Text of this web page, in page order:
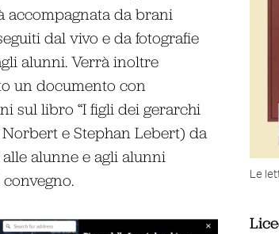
Le
accompagnata da brani
dal vivo e da fotografie
alunni. Verrà inoltre
un documento con
sul libro “I figli dei gerarchi
Norbert e Stephan Lebert) da
alunne e agli alunni